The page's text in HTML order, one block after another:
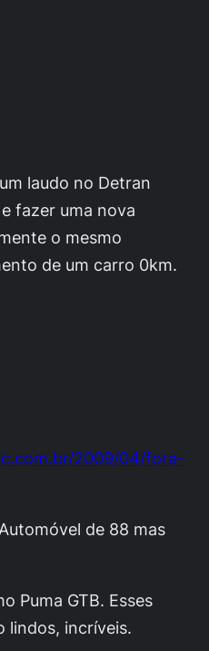
laudo no Detran
fazer uma nova
o mesmo
de um carro 0km.
2009/04/fora-
de 88 mas
Puma GTB. Esses
lindos, incríveis.